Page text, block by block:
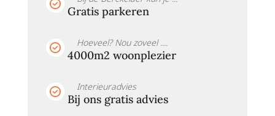
Gratis parkeren
Hoeveel? Nou zoveel ....
4000m2 woonplezier
Interieuradvies
Bij ons gratis advies